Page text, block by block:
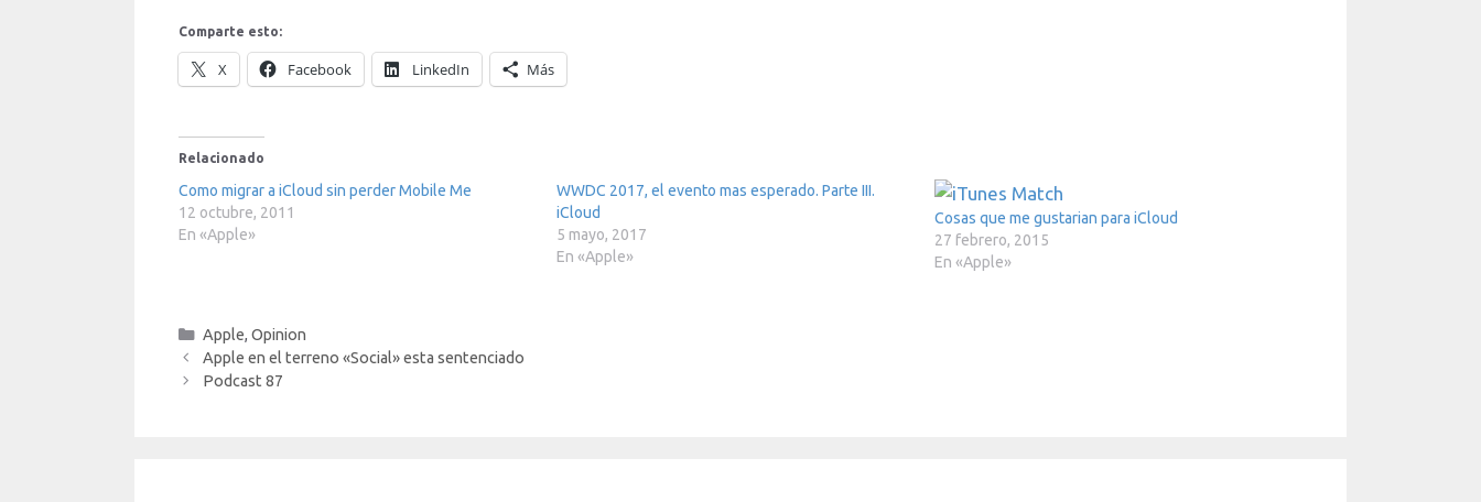
Comparte esto:
X Facebook LinkedIn Más
Relacionado
Como migrar a iCloud sin perder Mobile Me
12 octubre, 2011
En «Apple»
WWDC 2017, el evento mas esperado. Parte III.
iCloud
5 mayo, 2017
En «Apple»
Cosas que me gustarian para iCloud
27 febrero, 2015
En «Apple»
Categorías
Apple, Opinion
Apple en el terreno «Social» esta sentenciado
Podcast 87